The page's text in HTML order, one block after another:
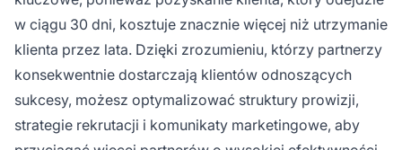
w ciągu 30 dni, kosztuje znacznie więcej niż utrzymanie
klienta przez lata. Dzięki zrozumieniu, którzy partnerzy
konsekwentnie dostarczają klientów odnoszących
sukcesy, możesz optymalizować struktury prowizji,
strategie rekrutacji i komunikaty marketingowe, aby